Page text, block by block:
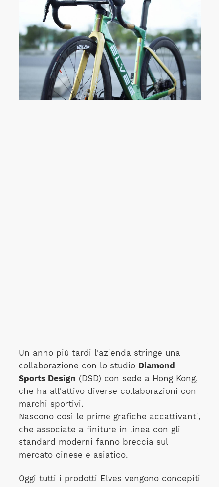
Un anno più tardi l'azienda stringe una
collaborazione con lo studio Diamond
Sports Design (DSD) con sede a Hong Kong,
che ha all'attivo diverse collaborazioni con
marchi sportivi.
Nascono così le prime grafiche accattivanti,
che associate a finiture in linea con gli
standard moderni fanno breccia sul
mercato cinese e asiatico.
Oggi tutti i prodotti Elves vengono concepiti